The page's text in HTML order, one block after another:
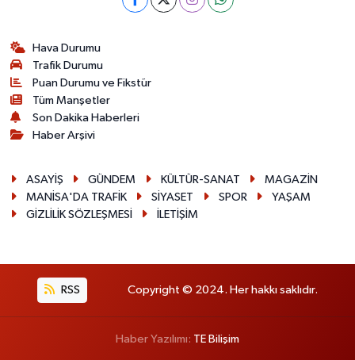
Hava Durumu
Trafik Durumu
Puan Durumu ve Fikstür
Tüm Manşetler
Son Dakika Haberleri
Haber Arşivi
ASAYİŞ GÜNDEM KÜLTÜR-SANAT
MAGAZİN
MANİSA'DA TRAFİK
SİYASET SPOR
YAŞAM
GİZLİLİK SÖZLEŞMESİ
İLETİŞİM
RSS Copyright © 2024. Her hakkı saklıdır.
Haber Yazılımı: TE Bilişim